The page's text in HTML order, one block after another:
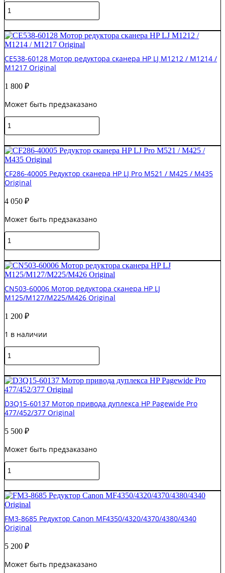
M426
Количество
товара
67901
/
T-
610361-
02
сканера
LJ
M1120
CM1015
Original
CE538-60128 Мотор редуктора сканера HP LJ M1212 / M1214 /
M1217 Original
1 800 ₽
Может быть предзаказано
Количество
товара
60128
Мотор
редуктора
сканера
HP
M1212
M1214
M1217
Original
CF286-40005 Редуктор сканера HP LJ Pro M521 / M425 / M435
Original
4 050 ₽
Может быть предзаказано
Количество
товара
40005
Редуктор
сканера
HP
LJ
M521
M425
M435
Original
CN503-60006 Мотор редуктора сканера HP LJ
M125/M127/M225/M426 Original
1 200 ₽
1 в наличии
Количество
товара
60006
Мотор
редуктора
сканера
HP
M125/M127/M225/M426
D3Q15-60137 Мотор привода дуплекса HP Pagewide Pro
477/452/377 Original
5 500 ₽
Может быть предзаказано
Количество
товара
60137
Мотор
привода
дуплекса
HP
Pro
Original
FM3-8685 Редуктор Canon MF4350/4320/4370/4380/4340
Original
5 200 ₽
Может быть предзаказано